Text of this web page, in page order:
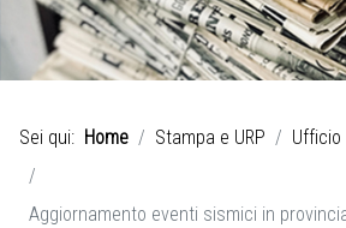
Sei qui: Home Stampa e URP
Aggiornamento eventi sismici in